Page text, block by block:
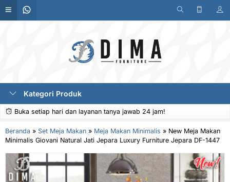
Kategori Produk
Buka setiap hari dan layanan tanya jawab 24 jam!
Beranda » Set Meja Makan » Meja Makan Minimalis » New Meja Makan
Minimalis Giovani Natural Jati Jepara Luxury Furniture Jepara DF-1447